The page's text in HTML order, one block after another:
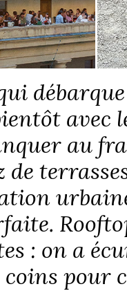
avec
au
de
: on a
pour